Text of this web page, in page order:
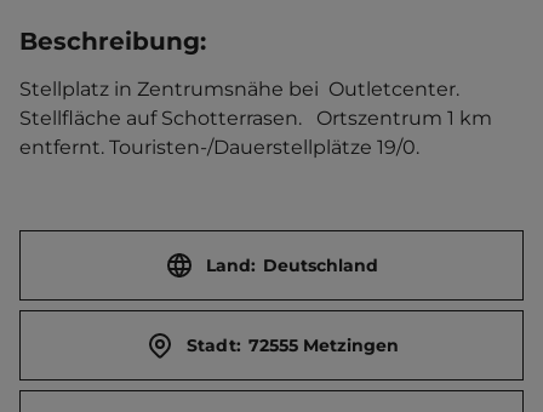
Beschreibung:
Stellplatz in Zentrumsnähe bei  Outletcenter.
Stellfläche auf Schotterrasen.   Ortszentrum 1 km
entfernt. Touristen-/Dauerstellplätze 19/0.
Land: Deutschland
Stadt: 72555 Metzingen